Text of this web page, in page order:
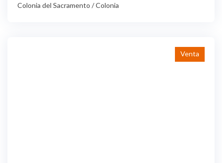
Colonia del Sacramento / Colonia
Venta